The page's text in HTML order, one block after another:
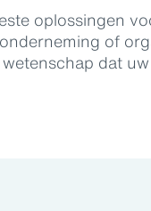
oplossingen
of
dat